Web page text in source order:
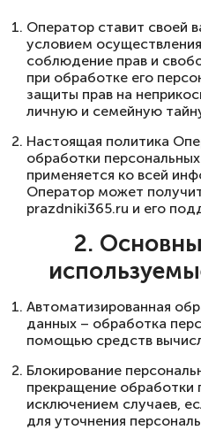
Оператор ставит своей
условием
соблюдение прав и
при обработке его
защиты прав на
личную и семейную
Настоящая политика
обработки
применяется ко всей
Оператор может
prazdniki365.ru и его
2.
Автоматизированная
данных – обработка
помощью средств
Блокирование
прекращение обработки
исключением случаев,
для уточнения